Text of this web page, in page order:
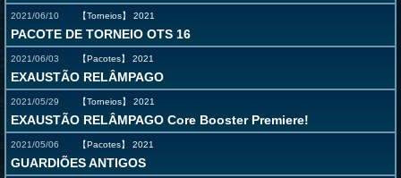
2021/06/10 【Torneios】 2021
PACOTE DE TORNEIO OTS 16
2021/06/03 【Pacotes】 2021
EXAUSTÃO RELÂMPAGO
2021/05/29 【Torneios】 2021
EXAUSTÃO RELÂMPAGO Core Booster Premiere!
2021/05/06 【Pacotes】 2021
GUARDIÕES ANTIGOS